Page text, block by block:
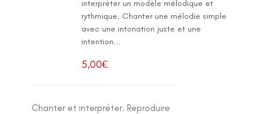
interpréter un modèle mélodique et
rythmique. Chanter une mélodie simple
avec une intonation juste et une
intention...
5,00€
Chanter et interpréter. Reproduire